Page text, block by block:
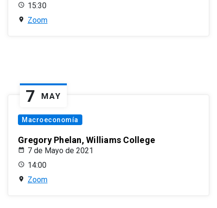
15:30
Zoom
7 MAY
Macroeconomía
Gregory Phelan, Williams College
7 de Mayo de 2021
14:00
Zoom